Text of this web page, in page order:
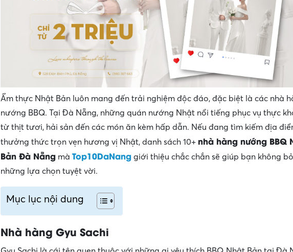
Ẩm thực Nhật Bản luôn mang đến trải nghiệm độc đáo, đặc biệt là các nhà
nướng BBQ. Tại Đà Nẵng, những quán nướng Nhật nổi tiếng phục vụ thực
từ thịt tươi, hải sản đến các món ăn kèm hấp dẫn. Nếu đang tìm kiếm địa
thưởng thức trọn vẹn hương vị Nhật, danh sách 10+ nhà hàng nướng BBQ
Bản Đà Nẵng mà Top10DaNang giới thiệu chắc chắn sẽ giúp bạn không
những lựa chọn tuyệt vời.
Mục lục nội dung
Nhà hàng Gyu Sachi